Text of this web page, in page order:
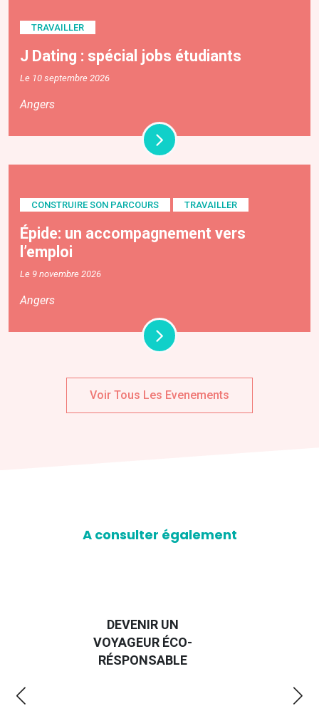
TRAVAILLER
J Dating : spécial jobs étudiants
Le 10 septembre 2026
Angers
CONSTRUIRE SON PARCOURS TRAVAILLER
Épide: un accompagnement vers
l’emploi
Le 9 novembre 2026
Angers
Voir Tous Les Evenements
A consulter également
DEVENIR UN
VOYAGEUR ÉCO-
RÉSPONSABLE